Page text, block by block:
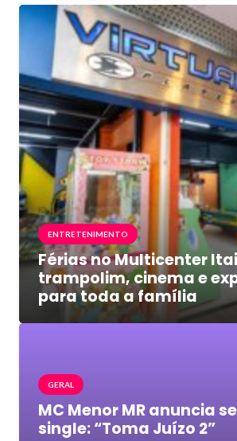
ENTRETENIMENTO
Férias no Multicenter
trampolim, cinema e
para toda a família
GERAL
MC Menor MR anuncia
single: “Toma Juízo 2”